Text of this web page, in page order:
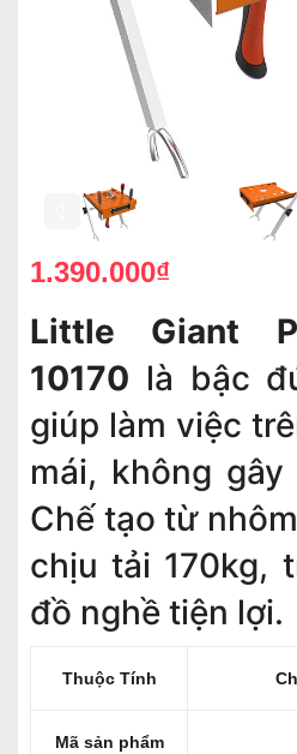
1.390.000₫
Little Giant
10170 là bậc
giúp làm việc
mái, không
Chế tạo từ
chịu tải 170kg,
đồ nghề tiện lợi.
Thuộc Tính
Mã sản phẩm